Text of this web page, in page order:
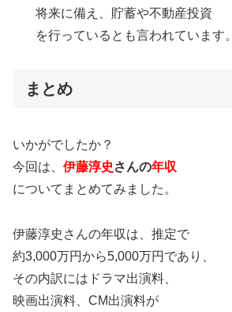
将来に備え、貯蓄や不動産投資
を行っているとも言われています。
まとめ
いかがでしたか？
今回は、 伊藤淳史 さんの年収
についてまとめてみました。
伊藤淳史さんの年収は、推定で
約3,000万円から5,000万円であり、
その内訳にはドラマ出演料、
映画出演料、CM出演料が